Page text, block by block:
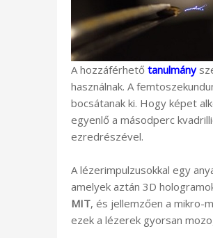
A hozzáférhető tanulmány
használnak. A
bocsátanak ki. Hogy képet
egyenlő a másodperc
ezredrészével.
A lézerimpulzusokkal egy
amelyek aztán 3D
MIT, és jellemzően a mikro-
ezek a lézerek gyorsan